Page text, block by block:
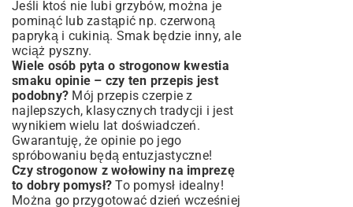
Jeśli ktoś nie lubi grzybów, można je
pominąć lub zastąpić np. czerwoną
papryką i cukinią. Smak będzie inny, ale
wciąż pyszny.
Wiele osób pyta o strogonow kwestia
smaku opinie – czy ten przepis jest
podobny? Mój przepis czerpie z
najlepszych, klasycznych tradycji i jest
wynikiem wielu lat doświadczeń.
Gwarantuję, że opinie po jego
spróbowaniu będą entuzjastyczne!
Czy strogonow z wołowiny na imprezę
to dobry pomysł? To pomysł idealny!
Można go przygotować dzień wcześniej